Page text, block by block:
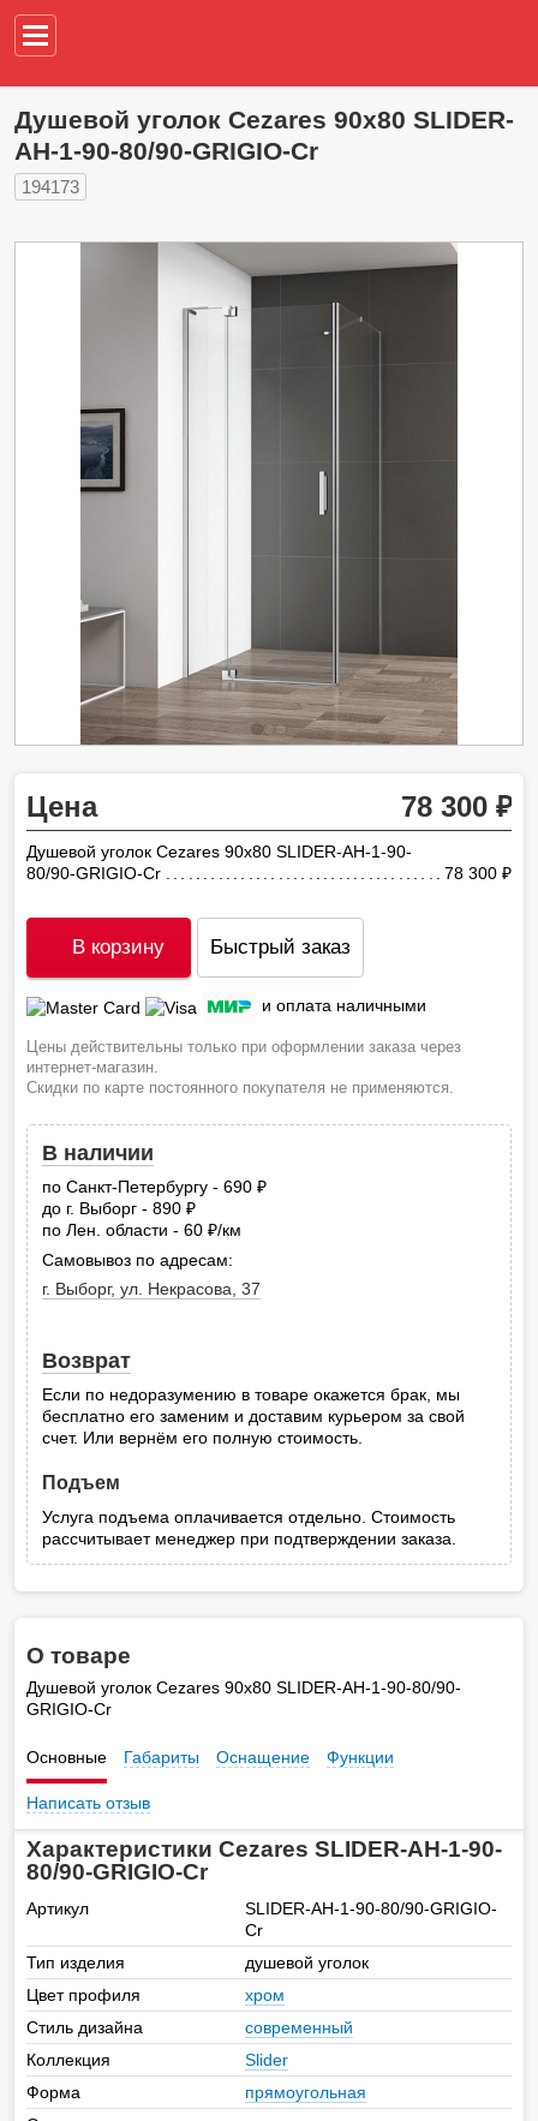
Душевой уголок Cezares 90х80 SLIDER-
AH-1-90-80/90-GRIGIO-Cr
194173
Цена 78 300
Душевой уголок Cezares 90х80 SLIDER-AH-1-90-
80/90-GRIGIO-Cr
78 300
В корзину Быстрый заказ
и оплата наличными
Цены действительны только при оформлении заказа через
интернет-магазин.
Скидки по карте постоянного покупателя не применяются.
В наличии
по Санкт-Петербургу - 690
до г. Выборг - 890
по Лен. области - 60
руб.
/км
Самовывоз по адресам:
г. Выборг, ул. Некрасова, 37
Возврат
Если по недоразумению в товаре окажется брак, мы
бесплатно его заменим и доставим курьером за свой
счет. Или вернём его полную стоимость.
Подъем
Услуга подъема оплачивается отдельно. Стоимость
рассчитывает менеджер при подтверждении заказа.
О товаре
Душевой уголок Cezares 90х80 SLIDER-AH-1-90-80/90-
GRIGIO-Cr
Основные Габариты Оснащение Функции
Написать отзыв
Характеристики Cezares SLIDER-AH-1-90-
80/90-GRIGIO-Cr
Артикул
SLIDER-AH-1-90-80/90-GRIGIO-
Cr
Тип изделия
душевой уголок
Цвет профиля
хром
Стиль дизайна
современный
Коллекция
Slider
Форма
прямоугольная